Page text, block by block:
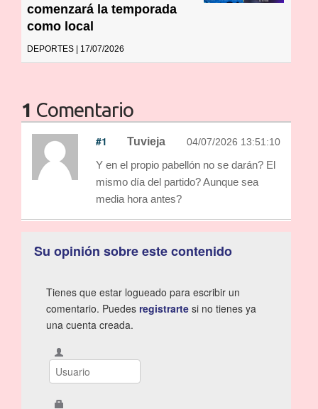
comenzará la temporada
como local
DEPORTES | 17/07/2026
1 Comentario
#1 Tuvieja 04/07/2026 13:51:10
Y en el propio pabellón no se darán? El
mismo día del partido? Aunque sea
media hora antes?
Su opinión sobre este contenido
Tienes que estar logueado para escribir un
comentario. Puedes registrarte si no tienes ya
una cuenta creada.